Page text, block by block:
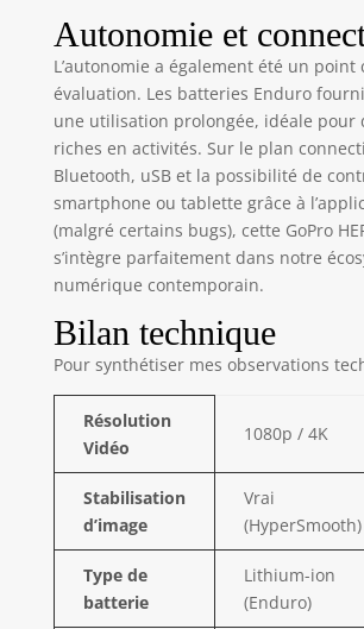
capture les
subtils de
qui
fondre
l’obscurité
ombres ou
disparaître
les zones
votre prise
dynamiques
précision
à la
d’image
Avec des
5.3K offrant
résolution
supérieure
résolution
665 %
la résolution
Autonomie et
L’autonomie a également été un
évaluation. Les batteries Enduro
une utilisation prolongée, idéale pour
riches en activités. Sur le plan
Bluetooth, uSB et la possibilité de
smartphone ou tablette grâce à
(malgré certains bugs), cette GoPro
s’intègre parfaitement dans notre
numérique contemporain.
Bilan technique
Pour synthétiser mes observations
Résolution
Vidéo
1080p / 4K
Stabilisation
d’image
Vrai
(HyperSmooth)
Type de
batterie
Lithium-ion
(Enduro)